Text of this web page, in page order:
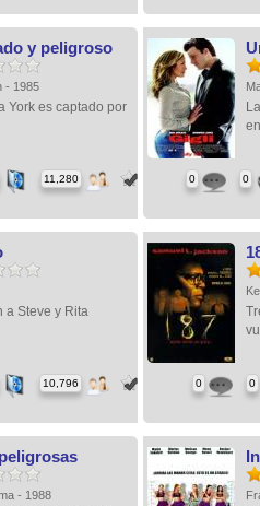
y peligroso
- 1985
York es captado por
11,280 0 0
a Steve y Rita
10,796 0 0
- 1988